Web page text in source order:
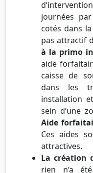
journées
cotés dans
pas attractif
à la primo
aide
caisse de
dans les
installation
sein d’une
Aide
Ces aides
attractives.
La création
rien n’a